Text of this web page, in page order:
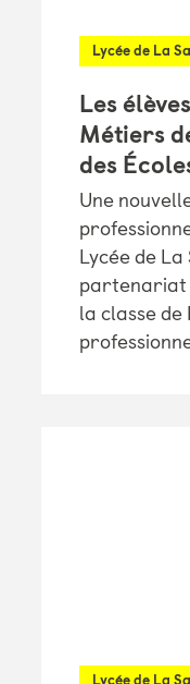
Lycée de La
Les
Métiers
des
Une
Lycée de
partenariat
la classe
Lycée de La